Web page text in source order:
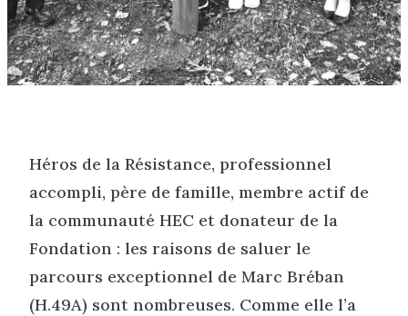
Héros de la Résistance, professionnel
accompli, père de famille, membre actif de
la communauté HEC et donateur de la
Fondation : les raisons de saluer le
parcours exceptionnel de Marc Bréban
(H.49A) sont nombreuses. Comme elle l’a